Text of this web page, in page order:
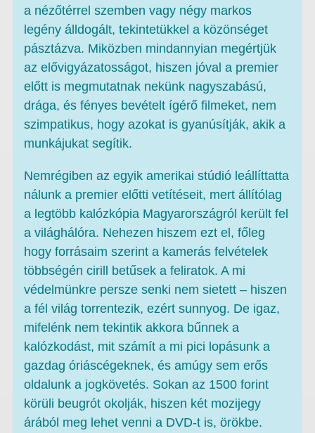
a nézőtérrel szemben vagy négy markos
legény álldogált, tekintetükkel a közönséget
pásztázva. Miközben mindannyian megértjük
az elővigyázatosságot, hiszen jóval a premier
előtt is megmutatnak nekünk nagyszabású,
drága, és fényes bevételt ígérő filmeket, nem
szimpatikus, hogy azokat is gyanúsítják, akik a
munkájukat segítik.
Nemrégiben az egyik amerikai stúdió leállíttatta
nálunk a premier előtti vetítéseit, mert állítólag
a legtöbb kalózkópia Magyarországról került fel
a világhálóra. Nehezen hiszem ezt el, főleg
hogy forrásaim szerint a kamerás felvételek
többségén cirill betűsek a feliratok. A mi
védelmünkre persze senki nem sietett – hiszen
a fél világ torrentezik, ezért sunnyog. De igaz,
mifelénk nem tekintik akkora bűnnek a
kalózkodást, mit számít a mi pici lopásunk a
gazdag óriáscégeknek, és amúgy sem erős
oldalunk a jogkövetés. Sokan az 1500 forint
körüli beugrót okolják, hiszen két mozijegy
árából meg lehet venni a DVD-t is, örökbe.